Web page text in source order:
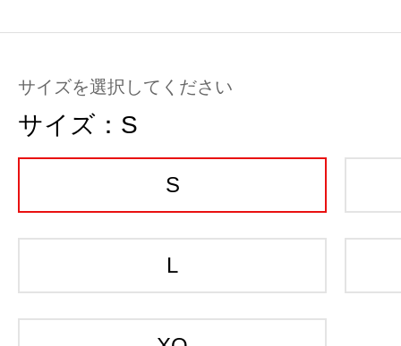
サイズを選択してください
サイズ： S
S
L